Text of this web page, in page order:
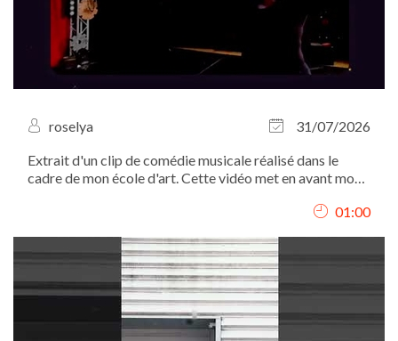
roselya
31/07/2026
Extrait d'un clip de comédie musicale réalisé dans le
cadre de mon école d'art. Cette vidéo met en avant mon
01:00